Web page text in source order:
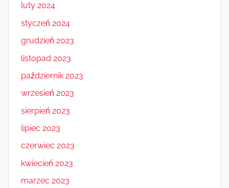
luty 2024
styczeń 2024
grudzień 2023
listopad 2023
październik 2023
wrzesień 2023
sierpień 2023
lipiec 2023
czerwiec 2023
kwiecień 2023
marzec 2023